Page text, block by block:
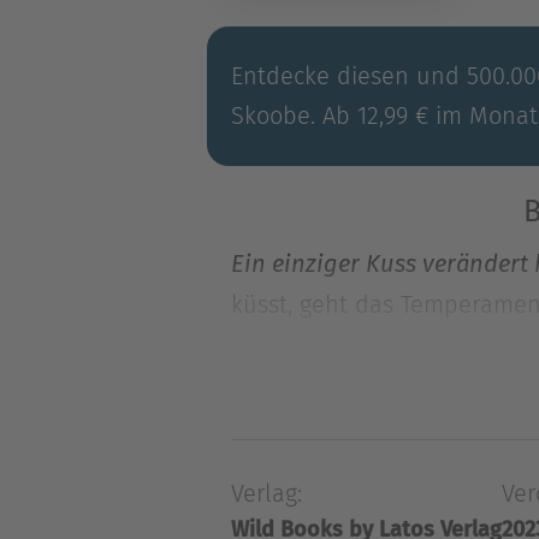
Entdecke diesen und
Skoobe. Ab 12,99 € im
Ein einziger Kuss verändert
küsst, geht das
küsst, geht das
Entschuldigung an, doch
Verlag:
Wild Books by Latos Verlag